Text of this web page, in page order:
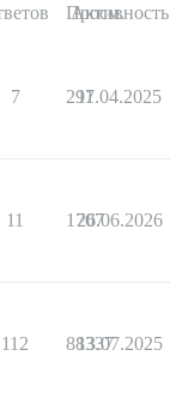
Просм.
Активность
7 297
11.04.2025
11 1707
26.06.2026
112 88337
13.07.2025